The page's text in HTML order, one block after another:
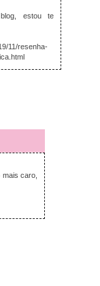
estou te
11/resenha-
19, 2019
caro,